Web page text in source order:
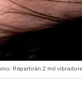
Repartirán 2 mil